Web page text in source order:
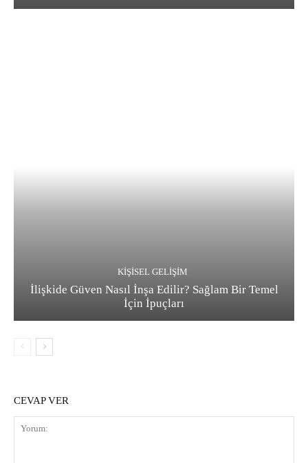
KIŞISEL GELIŞIM
İlişkide Güven Nasıl İnşa Edilir? Sağlam Bir Temel
İçin İpuçları
CEVAP VER